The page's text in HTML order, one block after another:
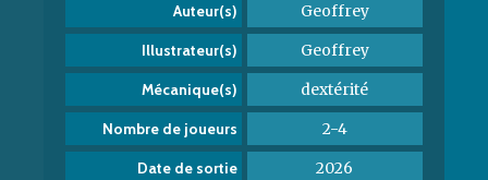
Auteur(s) Geoffrey
Illustrateur(s) Geoffrey
Mécanique(s) dextérité
Nombre de joueurs 2-4
Date de sortie
2026